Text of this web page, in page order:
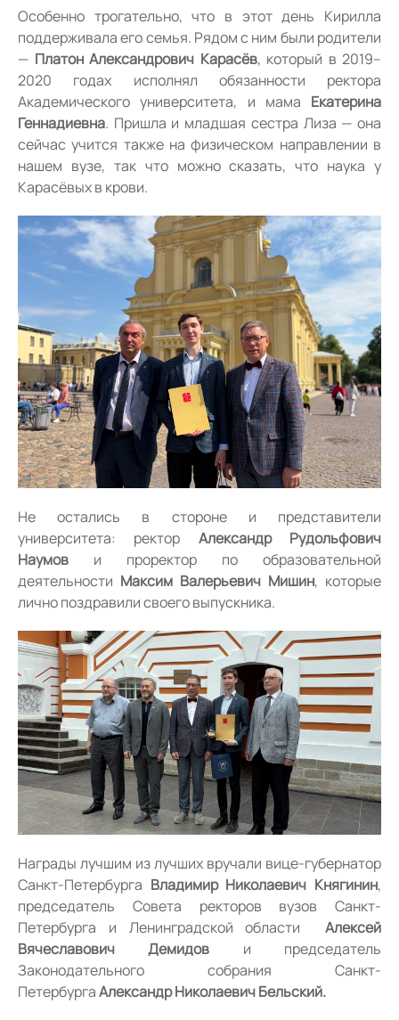
Особенно трогательно, что в этот день Кирилла
поддерживала его семья. Рядом с ним были родители
— Платон Александрович Карасёв, который в 2019–
2020 годах исполнял обязанности ректора
Академического университета, и мама Екатерина
Геннадиевна. Пришла и младшая сестра Лиза — она
сейчас учится также на физическом направлении в
нашем вузе, так что можно сказать, что наука у
Карасёвых в крови.
Не остались в стороне и представители
университета: ректор Александр Рудольфович
Наумов и проректор по образовательной
деятельности Максим Валерьевич Мишин, которые
лично поздравили своего выпускника.
Награды лучшим из лучших вручали вице-губернатор
Санкт-Петербурга Владимир Николаевич Княгинин,
председатель Совета ректоров вузов Санкт-
Петербурга и Ленинградской области
Алексей
Вячеславович Демидов и председатель
Законодательного собрания Санкт-
ПетербургаАлександр Николаевич Бельский.